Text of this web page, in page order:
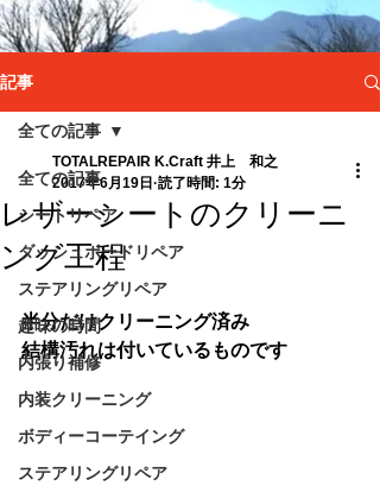
記事
全ての記事
シートリペア
ダッシュボードリペア
ステアリングリペア
趣味の時間
内張り補修
内装クリーニング
ボディーコーテイング
ステアリングリペア
全ての記事
レザーシートのクリーニ
ング工程
TOTALREPAIR K.Craft 井上 和之
2017年6月19日 読了時間: 1分
半分だけクリーニング済み
結構汚れは付いているものです